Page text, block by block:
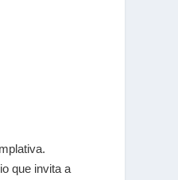
que invita a